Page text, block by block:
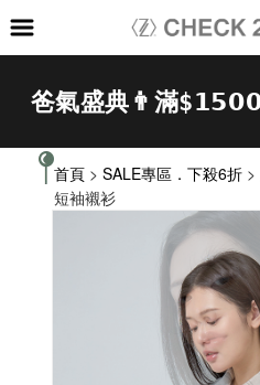
首頁 > SALE專區．下殺6折 >
短袖襯衫